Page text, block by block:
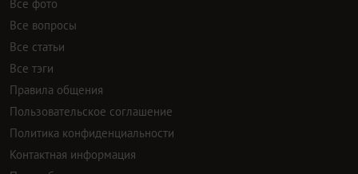
Все фото
Все вопросы
Все статьи
Все тэги
Правила общения
Пользовательское соглашение
Политика конфиденциальности
Контактная информация